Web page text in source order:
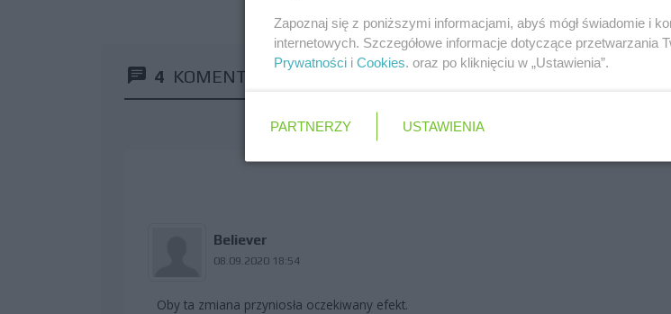
4 KOMENTARZE
Believer
08.09.2020 18:54
Oby ta zmiana przyniosła oczekiwany efekt.
Zapoznaj się z poniższymi informacjami, abyś mógł świadomie i
internetowych. Szczegółowe informacje dotyczące przetwarzania
Prywatności i Cookies. oraz po kliknięciu w „Ustawienia”.
PARTNERZY USTAWIENIA